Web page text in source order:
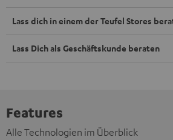
Lass dich in einem der Teufel Stores
Lass Dich als Geschäftskunde beraten
Features
Alle Technologien im Überblick